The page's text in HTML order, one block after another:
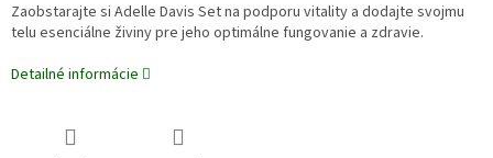
Zaobstarajte si Adelle Davis Set na podporu vitality a dodajte svojmu
telu esenciálne živiny pre jeho optimálne fungovanie a zdravie.
Detailné informácie